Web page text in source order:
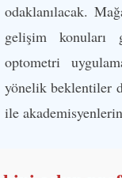
odaklanılacak.
gelişim konuları
optometri
yönelik beklentiler
ile